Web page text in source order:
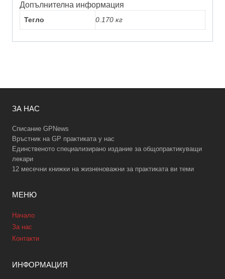
Допълнителна информация
Тегло 0.170 кг
ЗА НАС
Списание GPNews
Връстник на GP практиката у нас
Единственото специализирано издание за общопрактикуващи
лекари
12 месечни книжки на жизненоважни за практиката ви теми
МЕНЮ
Начало
За нас
Контакти
ИНФОРМАЦИЯ